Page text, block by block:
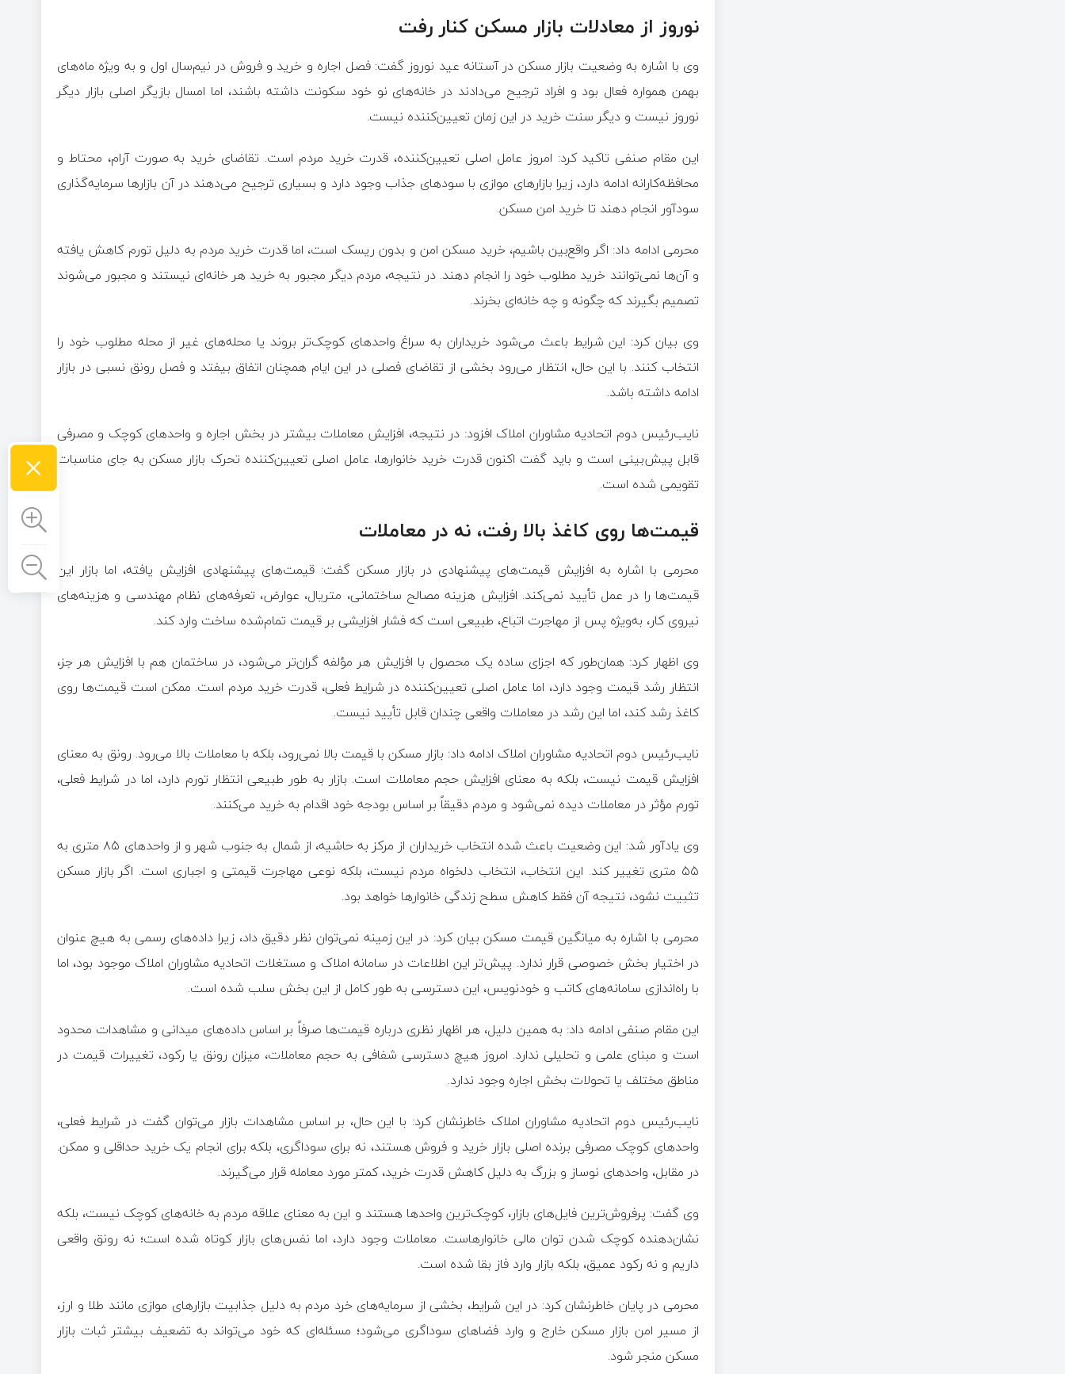
نوروز از معادلات بازار مسکن کنار رفت
وی با اشاره به وضعیت بازار مسکن در آستانه عید نوروز گفت: فصل اجاره و خرید و فروش در نیم‌سال اول و به ویژه ماه‌های
بهمن همواره فعال بود و افراد ترجیح می‌دادند در خانه‌های نو خود سکونت داشته باشند، اما امسال بازیگر اصلی بازار دیگر
نوروز نیست و دیگر سنت خرید در این زمان تعیین‌کننده نیست.
این مقام صنفی تاکید کرد: امروز عامل اصلی تعیین‌کننده، قدرت خرید مردم است. تقاضای خرید به صورت آرام، محتاط و
محافظه‌کارانه ادامه دارد، زیرا بازارهای موازی با سودهای جذاب وجود دارد و بسیاری ترجیح می‌دهند در آن بازارها سرمایه‌گذاری
سودآور انجام دهند تا خرید امن مسکن.
محرمی ادامه داد: اگر واقع‌بین باشیم، خرید مسکن امن و بدون ریسک است، اما قدرت خرید مردم به دلیل تورم کاهش یافته
و آن‌ها نمی‌توانند خرید مطلوب خود را انجام دهند. در نتیجه، مردم دیگر مجبور به خرید هر خانه‌ای نیستند و مجبور می‌شوند
تصمیم بگیرند که چگونه و چه خانه‌ای بخرند.
وی بیان کرد: این شرایط باعث می‌شود خریداران به سراغ واحدهای کوچک‌تر بروند یا محله‌های غیر از محله مطلوب خود را
انتخاب کنند. با این حال، انتظار می‌رود بخشی از تقاضای فصلی در این ایام همچنان اتفاق بیفتد و فصل رونق نسبی در بازار
ادامه داشته باشد.
نایب‌رئیس دوم اتحادیه مشاوران املاک افزود: در نتیجه، افزایش معاملات بیشتر در بخش اجاره و واحدهای کوچک و مصرفی
قابل پیش‌بینی است و باید گفت اکنون قدرت خرید خانوارها، عامل اصلی تعیین‌کننده تحرک بازار مسکن به جای مناسبات
تقویمی شده است.
قیمت‌ها روی کاغذ بالا رفت، نه در معاملات
محرمی با اشاره به افزایش قیمت‌های پیشنهادی در بازار مسکن گفت: قیمت‌های پیشنهادی افزایش یافته، اما بازار این
قیمت‌ها را در عمل تأیید نمی‌کند. افزایش هزینه مصالح ساختمانی، متریال، عوارض، تعرفه‌های نظام مهندسی و هزینه‌های
نیروی کار، به‌ویژه پس از مهاجرت اتباع، طبیعی است که فشار افزایشی بر قیمت تمام‌شده ساخت وارد کند.
وی اظهار کرد: همان‌طور که اجزای ساده یک محصول با افزایش هر مؤلفه گران‌تر می‌شود، در ساختمان هم با افزایش هر جز،
انتظار رشد قیمت وجود دارد، اما عامل اصلی تعیین‌کننده در شرایط فعلی، قدرت خرید مردم است. ممکن است قیمت‌ها روی
کاغذ رشد کند، اما این رشد در معاملات واقعی چندان قابل تأیید نیست.
نایب‌رئیس دوم اتحادیه مشاوران املاک ادامه داد: بازار مسکن با قیمت بالا نمی‌رود، بلکه با معاملات بالا می‌رود. رونق به معنای
افزایش قیمت نیست، بلکه به معنای افزایش حجم معاملات است. بازار به طور طبیعی انتظار تورم دارد، اما در شرایط فعلی،
تورم مؤثر در معاملات دیده نمی‌شود و مردم دقیقاً بر اساس بودجه خود اقدام به خرید می‌کنند.
وی یادآور شد: این وضعیت باعث شده انتخاب خریداران از مرکز به حاشیه، از شمال به جنوب شهر و از واحدهای ۸۵ متری به
۵۵ متری تغییر کند. این انتخاب، انتخاب دلخواه مردم نیست، بلکه نوعی مهاجرت قیمتی و اجباری است. اگر بازار مسکن
تثبیت نشود، نتیجه آن فقط کاهش سطح زندگی خانوارها خواهد بود.
محرمی با اشاره به میانگین قیمت مسکن بیان کرد: در این زمینه نمی‌توان نظر دقیق داد، زیرا داده‌های رسمی به هیچ عنوان
در اختیار بخش خصوصی قرار ندارد. پیش‌تر این اطلاعات در سامانه املاک و مستغلات اتحادیه مشاوران املاک موجود بود، اما
با راه‌اندازی سامانه‌های کاتب و خودنویس، این دسترسی به طور کامل از این بخش سلب شده است.
این مقام صنفی ادامه داد: به همین دلیل، هر اظهار نظری درباره قیمت‌ها صرفاً بر اساس داده‌های میدانی و مشاهدات محدود
است و مبنای علمی و تحلیلی ندارد. امروز هیچ دسترسی شفافی به حجم معاملات، میزان رونق یا رکود، تغییرات قیمت در
مناطق مختلف یا تحولات بخش اجاره وجود ندارد.
نایب‌رئیس دوم اتحادیه مشاوران املاک خاطرنشان کرد: با این حال، بر اساس مشاهدات بازار می‌توان گفت در شرایط فعلی،
واحدهای کوچک مصرفی برنده اصلی بازار خرید و فروش هستند، نه برای سوداگری، بلکه برای انجام یک خرید حداقلی و ممکن.
در مقابل، واحدهای نوساز و بزرگ به دلیل کاهش قدرت خرید، کمتر مورد معامله قرار می‌گیرند.
وی گفت: پرفروش‌ترین فایل‌های بازار، کوچک‌ترین واحدها هستند و این به معنای علاقه مردم به خانه‌های کوچک نیست، بلکه
نشان‌دهنده کوچک شدن توان مالی خانوارهاست. معاملات وجود دارد، اما نفس‌های بازار کوتاه شده است؛ نه رونق واقعی
داریم و نه رکود عمیق، بلکه بازار وارد فاز بقا شده است.
محرمی در پایان خاطرنشان کرد: در این شرایط، بخشی از سرمایه‌های خرد مردم به دلیل جذابیت بازارهای موازی مانند طلا و ارز،
از مسیر امن بازار مسکن خارج و وارد فضاهای سوداگری می‌شود؛ مسئله‌ای که خود می‌تواند به تضعیف بیشتر ثبات بازار
مسکن منجر شود.
×